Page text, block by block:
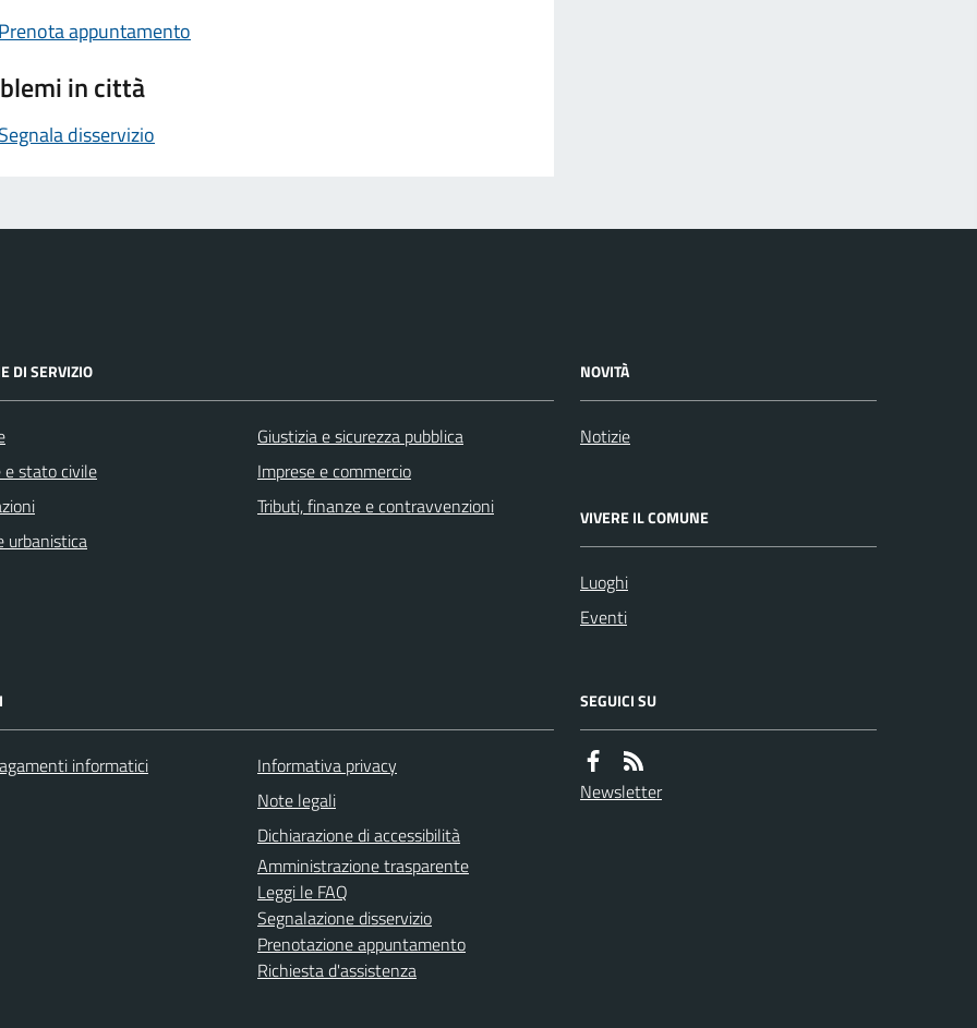
Prenota appuntamento
in città
Segnala disservizio
DI SERVIZIO
e stato civile
urbanistica
Giustizia e sicurezza pubblica
Imprese e commercio
Tributi, finanze e contravvenzioni
NOVITÀ
Notizie
VIVERE IL COMUNE
Luoghi
Eventi
informatici
Informativa privacy
Note legali
Dichiarazione di accessibilità
Amministrazione trasparente
Leggi le FAQ
Segnalazione disservizio
Prenotazione appuntamento
Richiesta d'assistenza
SEGUICI SU
Newsletter